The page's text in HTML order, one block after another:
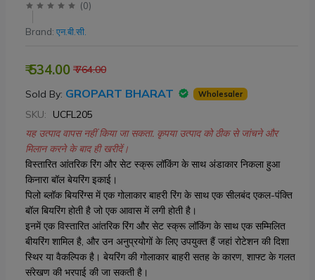
(0)
Brand: एन.बी.सी.
₹ 764.00
₹ 534.00
Sold By: GROPART BHARAT Wholesaler
SKU:
UCFL205
यह उत्पाद वापस नहीं किया जा सकता. कृपया उत्पाद को ठीक से जांचने और
मिलान करने के बाद ही खरीदें।
विस्तारित आंतरिक रिंग और सेट स्क्रू लॉकिंग के साथ अंडाकार निकला हुआ
किनारा बॉल बेयरिंग इकाई।
पिलो ब्लॉक बियरिंग्स में एक गोलाकार बाहरी रिंग के साथ एक सीलबंद एकल-पंक्ति
बॉल बियरिंग होती है जो एक आवास में लगी होती है।
इनमें एक विस्तारित आंतरिक रिंग और सेट स्क्रू लॉकिंग के साथ एक सम्मिलित
बीयरिंग शामिल है, और उन अनुप्रयोगों के लिए उपयुक्त हैं जहां रोटेशन की दिशा
स्थिर या वैकल्पिक है। बेयरिंग की गोलाकार बाहरी सतह के कारण, शाफ्ट के गलत
संरेखण की भरपाई की जा सकती है।